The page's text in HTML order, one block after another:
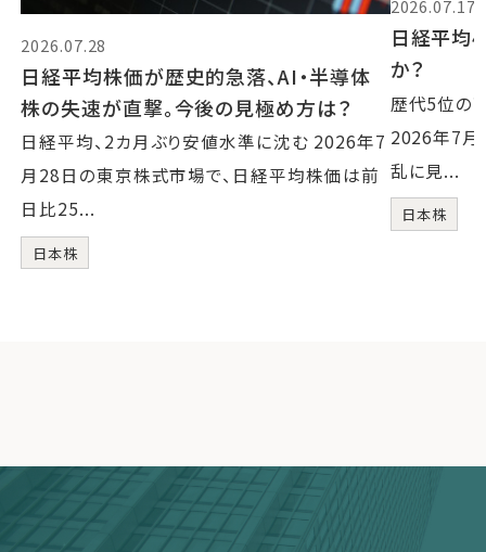
2026.07.28
日経平均株価が歴史的急落、AI・半導体
株の失速が直撃。今後の見極め方は？
日経平均、2カ月ぶり安値水準に沈む 2026年7
月28日の東京株式市場で、日経平均株価は前
日比25...
日本株
2026.07.17
日経平均
か？
歴代5位の
2026年7月
乱に見...
日本株